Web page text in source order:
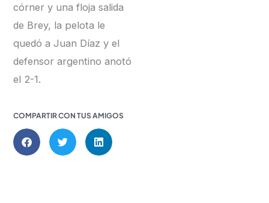
córner y una floja salida
de Brey, la pelota le
quedó a Juan Díaz y el
defensor argentino anotó
el 2-1.
COMPARTIR CON TUS AMIGOS